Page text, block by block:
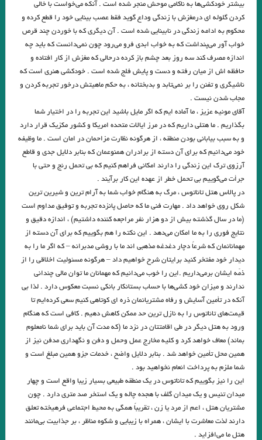
.نگاهی به “گوستاو فلوبرگوستاو فلوبر: مادام بوواری خود من هستم
هر زبان، جهان را به‌شکلی متفاوت می‌سازد.»اومبرتو اکو
.گفتگوی پاریس ریویو با امبرتو اکو .عاطفه اولیایی (مترجم)
گفت‌وگو با ویلیام اس. باروز .ترجمه نیلوفر رحمانیان
.از حکایت حسن بصری و نورالسّناء تا امیر ارسلان. فصل ششم. جواد اسحاقیان
ژاک دریدا / ساختار نشانه و بازی در سخن
.خوانش ” بینا ـ متنی ” امیر ارسلان / فصل پنجم / جواد اسحاقیان
و قلم را لَختی بر وی بگریانم … بیهقی
خوانش سبک شناختی امیر ارسلان بر پایه ی سبک شناسی “وِردانک”/ فصل
چهارم / جواد اسحاقیان
.یاکووس کامپانل‌لیس | مترجم: ‌احمد شاملو
یدالله رؤیایی مشهور به رؤیا (۱۷ اردیبهشت ۱۳۱۱ – ۲۳ شهریور ۱۴۰۱)
عطار نیشابوری.تذکرة الاولیاء/ذکر حسین منصور حلاج
میشل فوکو ” ادبیات و ترس “امیر احمدی آریان .
از قدرت اسطوره ی “کمبل” تا امیر ارسلان “نقیب الممالک”/ فصل سوم / جواد
اسحاقیان
داستان گزارش نوشته بارتلمی
آوازه جاودانه از توست”…شعیب خسروی
بیشتر خودکشی‌ها به ناکامی‌ موحش منجر شده است . آنکه می‌خواست با خالی
کردن گلوله ای درمغزش با زندگی وداع گوید فقط عصب بینایی خود را قطع کرده و
محکوم به ادامه زندگی در نابینایی شده است . آن دیگری که با خوردن چند قرص
خواب آور می‌پنداشت که به خواب ابدی فرو می‌رود چون نمی‌دانست که باید چه
اندازه مصرف کند سه روز بعد چشم باز کرده درحالی که مغزش از کار افتاده و
حافظه اش از میان رفته و دست و پایش فلج شده است . خودکشی هنری است که
ناشیگری و تفنن را بر نمی‌تابد و بدبختانه ، به حکم ماهیتش درخور تجربه کردن و
مجاب شدن نیست .
آقای مونیه عزیز ، ما آماده ایم که اگر مایل باشید این تجربه را در اختیار شما
بگذاریم . ما هتلی داریم که در مرز ایالات متحده امریکا و کشور مکزیک قرار دارد
و به سبب بیابانی بودن منطقه ، از هرگونه نظارت مزاحمان در امان است . ما وظیفه
خود می‌دانیم که برای آن دسته از برادران همنوعمان که بنابر دلایل جدی و قاطع
آرزوی ترک این زندگی را دارند امکانی فراهم کنیم که بی تحمل رنج و حتی با
جرأت می‌گوییم بی تحمل خطر از عهده این کار برآیند .
در پالاس هتل تاناتوس ، مرگ به هنگام خواب شما به آرام ترین و شیرین ترین
شکل روی خواهد داد . مهارت فنی ما که حاصل پانزده تجربه و توفیق مداوم است
(ما در سال گذشته بیش از دو هزار نفر مراجعه کننده داشتیم) ، اندازه دقیق و
نتایج فوری را به ما امکان می‌دهد . این نکته را هم بگوییم که برای آن دسته از
مهمانانمان که شرعاً دچار دغدغه مذهبی اند ما با روشی مدبرانه – که اگر ما را به
دیدار خود مفتخر کنید برایتان شرح خواهیم داد – هرگونه مسئولیت اخلاقی را از
ذمّه ایشان برمی‌داریم .این را خوب می‌دانیم که مهمانان ما توان مالی چندانی
ندارند و میزان خود کشی‌ها با حساب بستانکار بانکی نسبت معکوس دارد . لذا بی
آنکه در تأمین آسایش و رفاه مشتریانمان ذره ای کوتاهی کنیم سعی کرده‌ایم تا
قیمت‌های تاناتوس را به نازل ترین حد ممکن کاهش دهیم . کافی است که هنگام
ورود به هتل دیگر در طی اقامتتان در نزد ما (که مدت آن باید برای شما نامعلوم
بماند) معاف خواهد کرد و کلیه مخارج عمل وحمل و دفن و نگهداری مدفن نیز از
همین محل تأمین خواهد شد . بنابر دلایل واضح ، خدمات جزو همین مبلغ است و
شما ملزم به پرداخت انعام نخواهید بود .
این را نیز بگوییم که تاناتوس در یک منطقه طبیعی بسیار زیبا واقع است و چهار
میدان تنیس و یک میدان گلف با هجده چاله و یک استخر صد متری دارد . چون
مشتریان هتل ، اعم از مرد یا زن ، تقریباً همگی به محیط اجتماعی فرهیخته تعلق
دارند لذت معاشرت با ایشان ، همراه با زیبایی و شکوه مناظر ، بر جذابیت بی‌مانند
هتل ما می‌افزاید .